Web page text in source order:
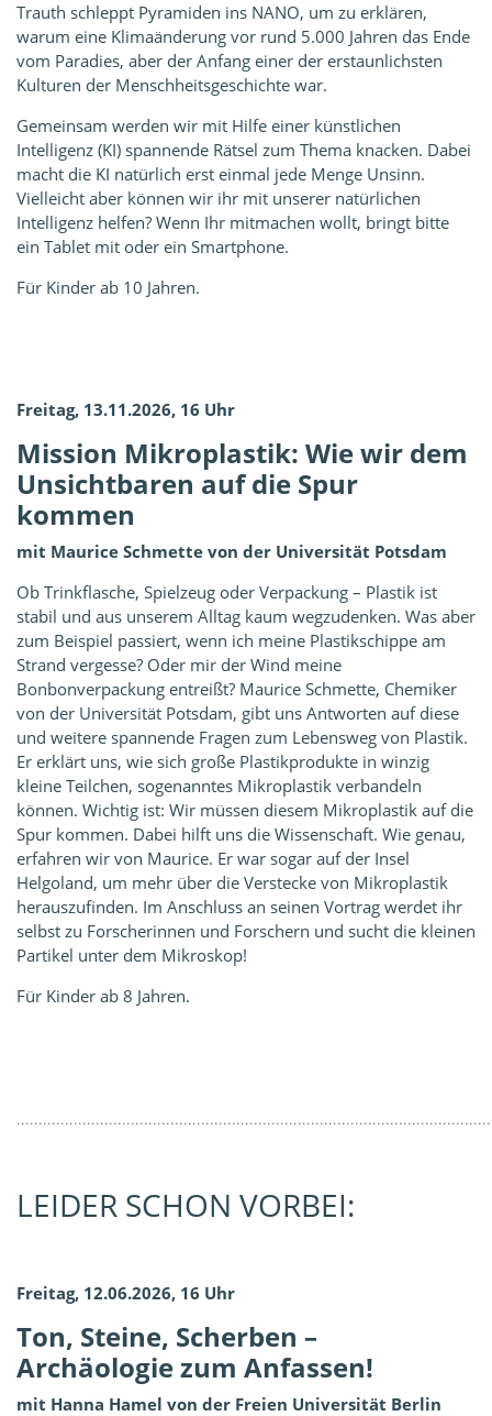
Trauth schleppt Pyramiden ins NANO, um zu erklären,
warum eine Klimaänderung vor rund 5.000 Jahren das Ende
vom Paradies, aber der Anfang einer der erstaunlichsten
Kulturen der Menschheitsgeschichte war.
Gemeinsam werden wir mit Hilfe einer künstlichen
Intelligenz (KI) spannende Rätsel zum Thema knacken. Dabei
macht die KI natürlich erst einmal jede Menge Unsinn.
Vielleicht aber können wir ihr mit unserer natürlichen
Intelligenz helfen? Wenn Ihr mitmachen wollt, bringt bitte
ein Tablet mit oder ein Smartphone.
Für Kinder ab 10 Jahren.
Freitag, 13.11.2026, 16 Uhr
Mission Mikroplastik: Wie wir dem
Unsichtbaren auf die Spur
kommen
mit Maurice Schmette von der Universität Potsdam
Ob Trinkflasche, Spielzeug oder Verpackung – Plastik ist
stabil und aus unserem Alltag kaum wegzudenken. Was aber
zum Beispiel passiert, wenn ich meine Plastikschippe am
Strand vergesse? Oder mir der Wind meine
Bonbonverpackung entreißt? Maurice Schmette, Chemiker
von der Universität Potsdam, gibt uns Antworten auf diese
und weitere spannende Fragen zum Lebensweg von Plastik.
Er erklärt uns, wie sich große Plastikprodukte in winzig
kleine Teilchen, sogenanntes Mikroplastik verbandeln
können. Wichtig ist: Wir müssen diesem Mikroplastik auf die
Spur kommen. Dabei hilft uns die Wissenschaft. Wie genau,
erfahren wir von Maurice. Er war sogar auf der Insel
Helgoland, um mehr über die Verstecke von Mikroplastik
herauszufinden. Im Anschluss an seinen Vortrag werdet ihr
selbst zu Forscherinnen und Forschern und sucht die kleinen
Partikel unter dem Mikroskop!
Für Kinder ab 8 Jahren.
LEIDER SCHON VORBEI:
Freitag, 12.06.2026, 16 Uhr
Ton, Steine, Scherben –
Archäologie zum Anfassen!
mit Hanna Hamel von der Freien Universität Berlin